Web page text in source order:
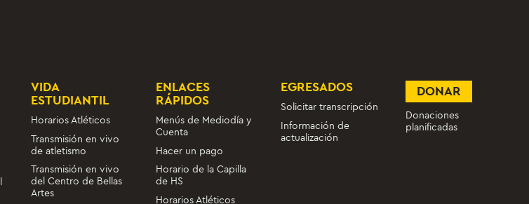
VIDA
ESTUDIANTIL
Horarios Atléticos
Transmisión en vivo
de atletismo
Transmisión en vivo
del Centro de Bellas
Artes
ENLACES
RÁPIDOS
Menús de Mediodía y
Cuenta
Hacer un pago
Horario de la Capilla
de HS
Horarios Atléticos
EGRESADOS
Solicitar transcripción
Información de
actualización
DONAR
Donaciones
planificadas